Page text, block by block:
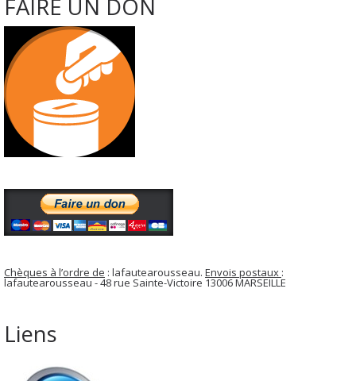
Chèques à l’ordre de : lafautearousseau. Envois postaux :
lafautearousseau - 48 rue Sainte-Victoire 13006 MARSEILLE
Liens